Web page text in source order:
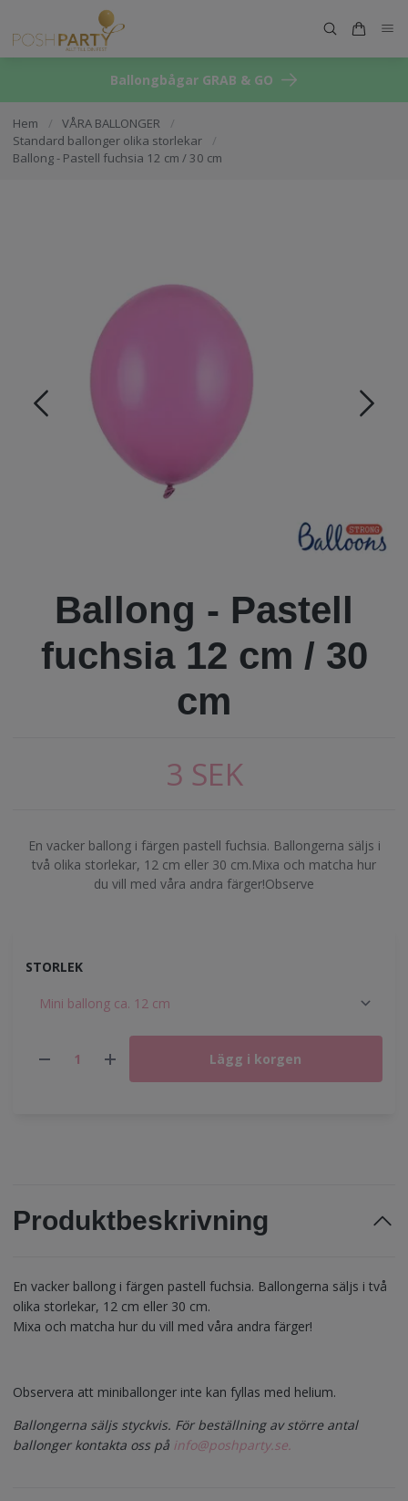
Ballongbågar GRAB & GO
Hem / VÅRA BALLONGER
/
Standard ballonger olika storlekar
/
Ballong - Pastell fuchsia 12 cm / 30 cm
Ballong - Pastell
fuchsia 12 cm / 30
cm
3 SEK
En vacker ballong i färgen pastell fuchsia. Ballongerna säljs i
två olika storlekar, 12 cm eller 30 cm.Mixa och matcha hur
du vill med våra andra färger!Observe
STORLEK
Lägg i korgen
Produktbeskrivning
En vacker ballong i färgen pastell fuchsia. Ballongerna säljs i två
olika storlekar, 12 cm eller 30 cm.
Mixa och matcha hur du vill med våra andra färger!
Observera att miniballonger inte kan fyllas med helium.
Ballongerna säljs styckvis. För beställning av större antal
ballonger kontakta oss på info@poshparty.se.